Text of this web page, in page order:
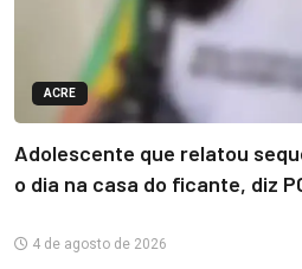
ACRE
Adolescente que relatou
o dia na casa do ficante, diz
4 de agosto de 2026